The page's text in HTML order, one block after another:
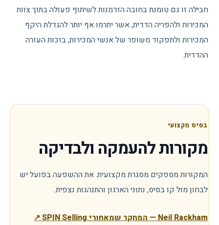
חבילה זו גם טומנת בחובה הזדמנות לשיתוף פעולה בתוך צוות
המכירות ולהפריה הדדית, אשר יתרמו אף יותר להגדלת היקף
המכירות ולתפקוד משופר של אנשי המכירות, בזכות העזרה
ההדדית.
בסיס מקצועי
מקורות להעמקה ולבדיקה
המקורות מספקים מסגרת מקצועית. את ההשפעה בפועל יש
לבחון מול קו בסיס, נתוני הארגון והתנהגות נצפית.
Neil Rackham — המחקר שמאחורי SPIN Selling ↗